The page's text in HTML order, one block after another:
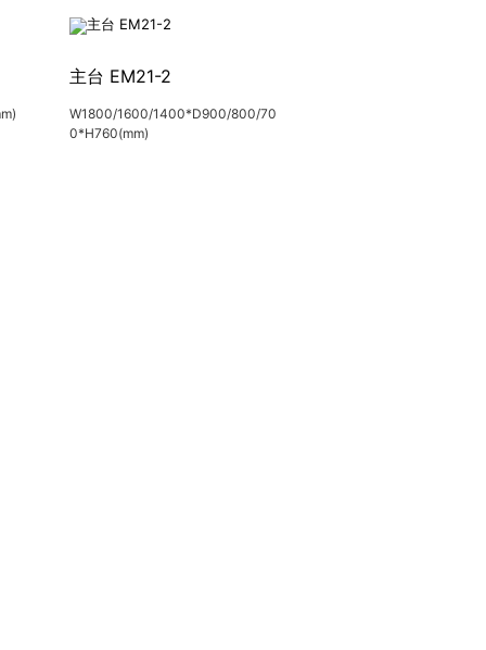
主台 EM21-2
W1800/1600/1400*D900/800/70
0*H760(mm)